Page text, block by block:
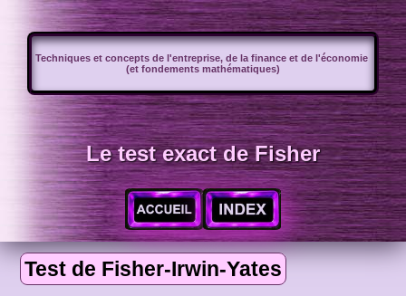
Techniques et concepts de l'entreprise, de la finance et de l'économie
(et fondements mathématiques)
Le test exact de Fisher
Test de Fisher-Irwin-Yates